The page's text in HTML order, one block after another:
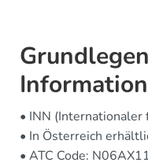
• INN (Internationaler
• In Österreich
• ATC Code: